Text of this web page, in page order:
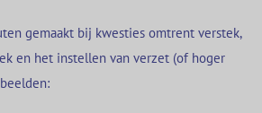
gemaakt bij kwesties omtrent verstek,
en het instellen van verzet (of hoger